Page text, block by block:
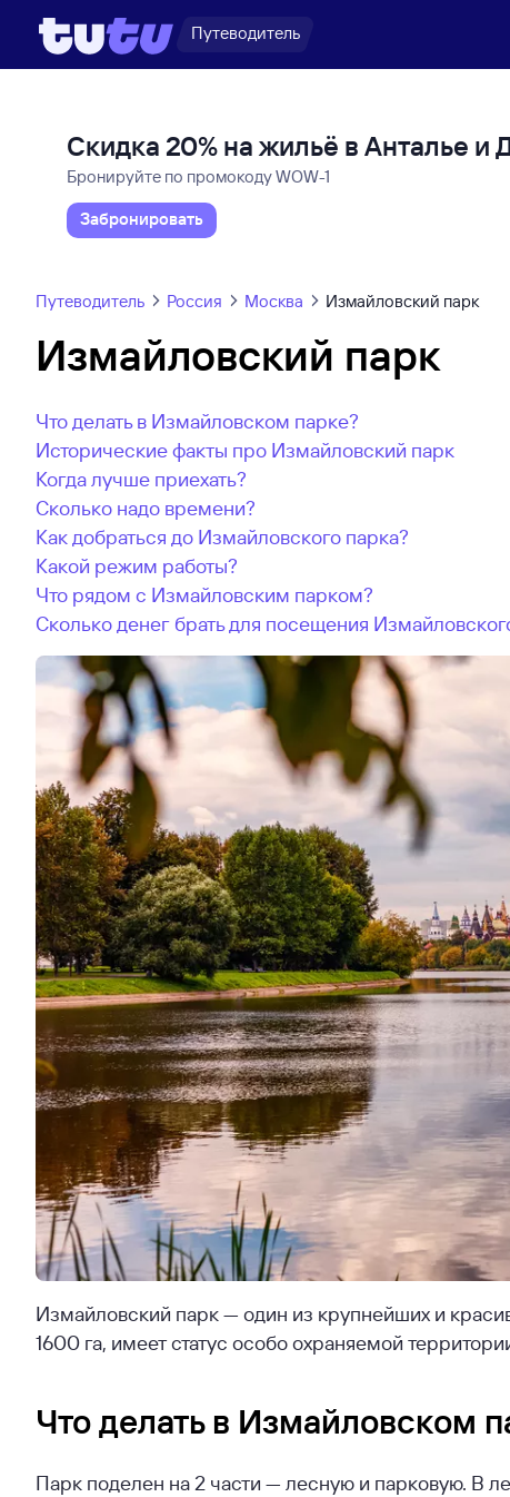
Путеводитель
Скидка 20% на жильё в Анталье и
Бронируйте по промокоду WOW-1
Забронировать
Путеводитель Россия Москва Измайловский парк
Измайловский парк
Что делать в Измайловском парке?
Исторические факты про Измайловский парк
Когда лучше приехать?
Сколько надо времени?
Как добраться до Измайловского парка?
Какой режим работы?
Что рядом с Измайловским парком?
Сколько денег брать для посещения
Измайловский парк — один из крупнейших и
1600 га, имеет статус особо охраняемой
Что делать в Измайловском
Парк поделен на 2 части — лесную и парковую. В